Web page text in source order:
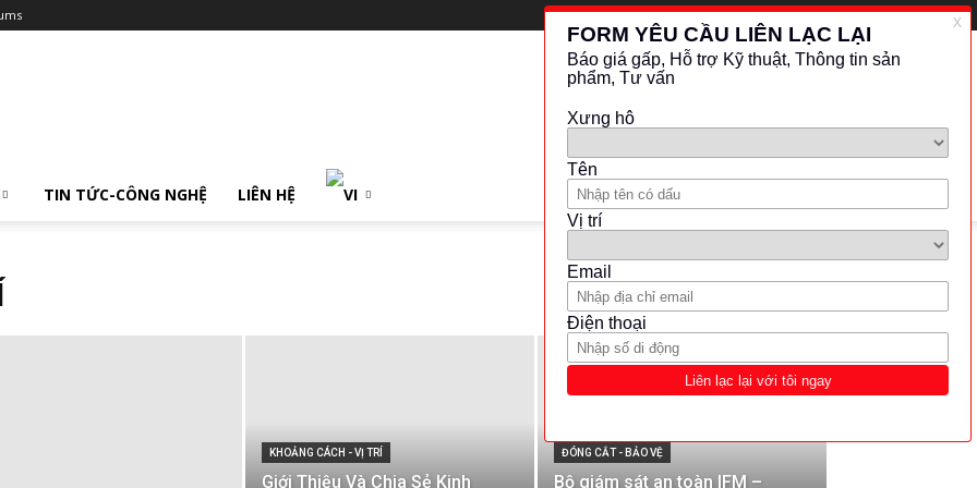
TIN TỨC-CÔNG NGHỆ LIÊN HỆ
KHOẢNG CÁCH - VỊ TRÍ
Giới Thiệu Và Chia Sẻ Kinh
ĐÓNG CẮT - BẢO VỆ
Bộ giám sát an toàn IFM –